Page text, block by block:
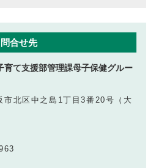
合せ先
て支援部管理課母子保健グルー
北区中之島1丁目3番20号（大